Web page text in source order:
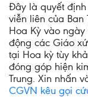
Đây là quyết
viễn liên của Ban
Hoa Kỳ vào
động các Giáo
tại Hoa kỳ tùy
đóng góp hiện
Trung. Xin nhấn
CGVN kêu gọi